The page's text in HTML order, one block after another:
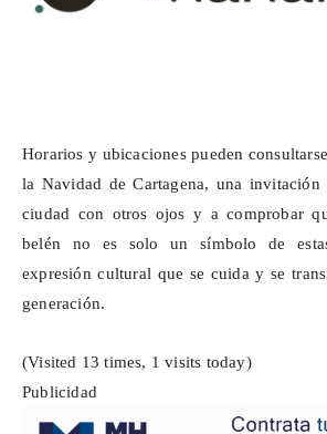
Horarios y ubicaciones pueden
la Navidad de Cartagena, una invitación
ciudad con otros ojos y a comprobar
belén no es solo un símbolo de
expresión cultural que se cuida y se
generación.
(Visited 13 times, 1 visits today)
Publicidad